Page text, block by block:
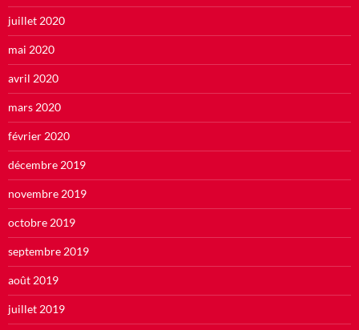
juillet 2020
mai 2020
avril 2020
mars 2020
février 2020
décembre 2019
novembre 2019
octobre 2019
septembre 2019
août 2019
juillet 2019